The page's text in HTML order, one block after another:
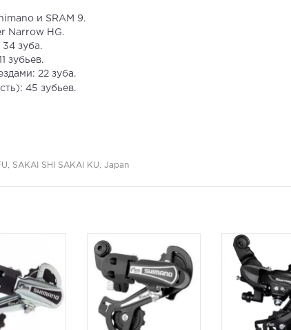
и SRAM 9.
Narrow HG.
зуба.
зубьев.
22 зуба.
45 зубьев.
SAKAI SHI SAKAI KU, Japan